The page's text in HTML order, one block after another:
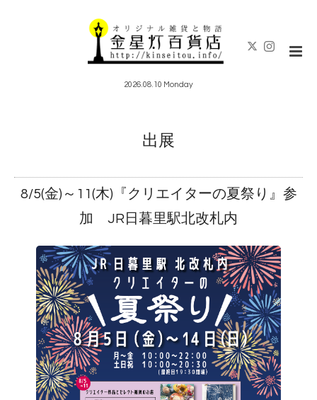
2026.08.10 Monday
出展
8/5(金)～11(木)『クリエイターの夏祭り』参
加 JR日暮里駅北改札内